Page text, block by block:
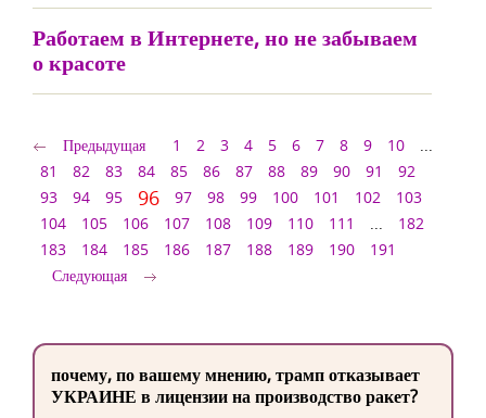
Работаем в Интернете, но не забываем
о красоте
Предыдущая 1 2 3 4 5 6 7 8 9 10
...
81
82 83 84 85 86 87 88 89 90 91
92
93
94 95 96 97 98 99 100 101 102
103
104
105 106 107 108 109 110 111 ...
182
183
184 185 186 187 188 189 190
191
Следующая
почему, по вашему мнению, трамп отказывает
УКРАИНЕ в лицензии на производство ракет?